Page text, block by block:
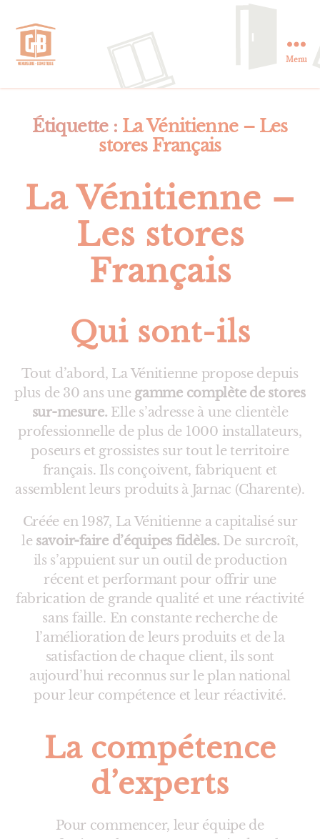
Menuiserie
Domotique
Menu
Étiquette : La Vénitienne – Les
stores Français
La Vénitienne –
Les stores
Français
Qui sont-ils
Tout d’abord, La Vénitienne propose depuis
plus de 30 ans une gamme complète de stores
sur-mesure. Elle s’adresse à une clientèle
professionnelle de plus de 1000 installateurs,
poseurs et grossistes sur tout le territoire
français. Ils conçoivent, fabriquent et
assemblent leurs produits à Jarnac (Charente).
Créée en 1987, La Vénitienne a capitalisé sur
le savoir-faire d’équipes fidèles. De surcroît,
ils s’appuient sur un outil de production
récent et performant pour offrir une
fabrication de grande qualité et une réactivité
sans faille. En constante recherche de
l’amélioration de leurs produits et de la
satisfaction de chaque client, ils sont
aujourd’hui reconnus sur le plan national
pour leur compétence et leur réactivité.
La compétence
d’experts
Pour commencer, leur équipe de